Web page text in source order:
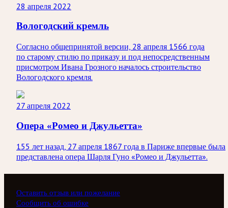
28 апреля 2022
Вологодский кремль
Согласно общепринятой версии, 28 апреля 1566 года
по старому стилю по приказу и под непосредственным
присмотром Ивана Грозного началось строительство
Вологодского кремля.
27 апреля 2022
Опера «Ромео и Джульетта»
155 лет назад, 27 апреля 1867 года в Париже впервые была
представлена опера Шарля Гуно «Ромео и Джульетта».
Оставить отзыв или пожелание
Сообщить об ошибке